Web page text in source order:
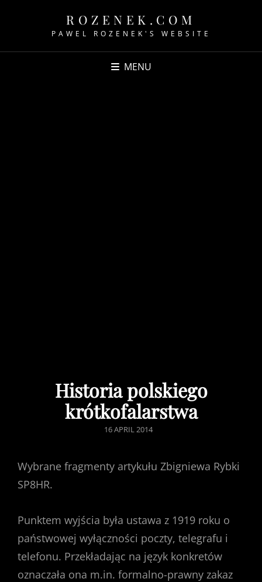
ROZENEK.COM
PAWEL ROZENEK'S WEBSITE
MENU
Historia polskiego
krótkofalarstwa
POSTED
16 APRIL 2014
Wybrane fragmenty artykułu Zbigniewa Rybki
SP8HR.
Punktem wyjścia była ustawa z 1919 roku o
państwowej wyłączności poczty, telegrafu i
telefonu. Przekładając na język konkretów
oznaczała ona m.in. formalno-prawny zakaz